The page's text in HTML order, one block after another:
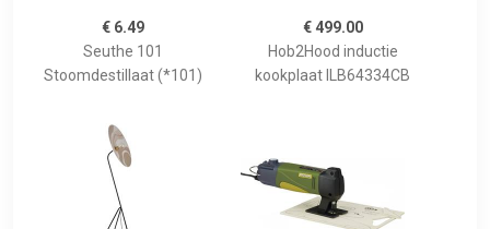
€ 6.49
Seuthe 101
Stoomdestillaat (*101)
€ 499.00
Hob2Hood inductie
kookplaat ILB64334CB